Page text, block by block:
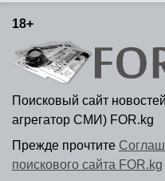
18+
Поисковый сайт
агрегатор СМИ) FOR.kg
Прежде прочтите
поискового сайта FOR.kg